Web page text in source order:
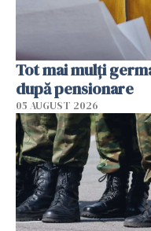
Tot mai mulți
după pensionare
05 AUGUST 2026